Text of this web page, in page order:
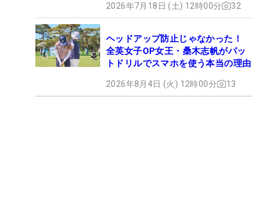
2026年7月18日 (土) 12時00分 32
ヘッドアップ防止じゃなかった！
全英女子OP女王・桑木志帆がパッ
トドリルでスマホを使う本当の理由
2026年8月4日 (火) 12時00分 13